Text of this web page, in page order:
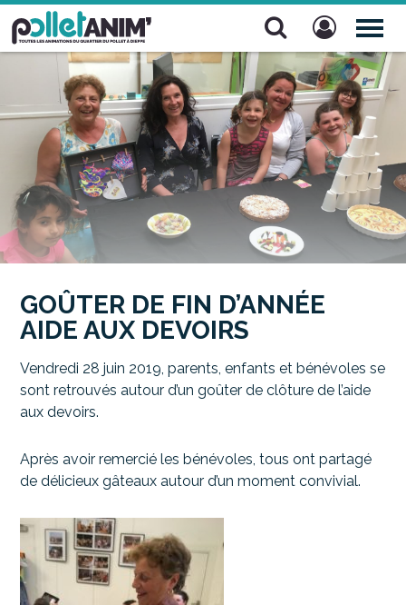
Pollet Anim'
GOÛTER DE FIN D’ANNÉE
AIDE AUX DEVOIRS
Vendredi 28 juin 2019, parents, enfants et bénévoles se
sont retrouvés autour d’un goûter de clôture de l’aide
aux devoirs.
Après avoir remercié les bénévoles, tous ont partagé
de délicieux gâteaux autour d’un moment convivial.